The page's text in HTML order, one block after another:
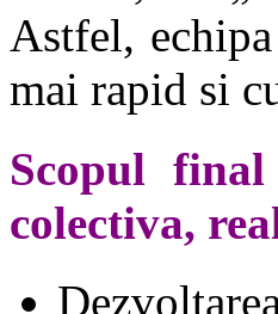
Astfel,
mai rapid si
Scopul
colectiva,